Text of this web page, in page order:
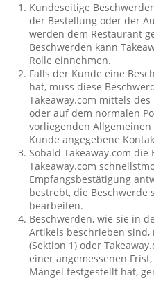
Kundeseitige
der Bestellung oder der
werden dem Restaurant
Beschwerden kann
Rolle einnehmen.
Falls der Kunde eine
hat, muss diese
Takeaway.com mittels
oder auf dem normalen
vorliegenden
Kunde angegebene
Sobald Takeaway.com
Takeaway.com
Empfangsbestätigung
bestrebt, die Beschwerde
bearbeiten.
Beschwerden, wie sie in
Artikels beschrieben
(Sektion 1) oder
einer angemessenen
Mängel festgestellt hat,